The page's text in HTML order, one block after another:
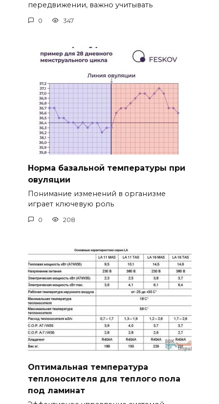
передвижении, важно учитывать
0 347
Норма базальной температуры при
овуляции
Понимание изменений в организме
играет ключевую роль
0 208
Оптимальная температура
теплоносителя для теплого пола
под ламинат